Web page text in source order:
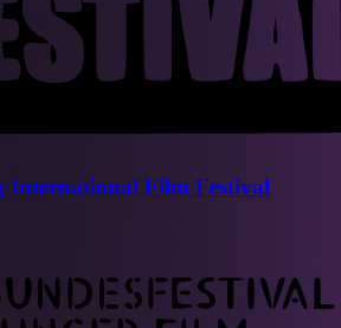
International Film Festival